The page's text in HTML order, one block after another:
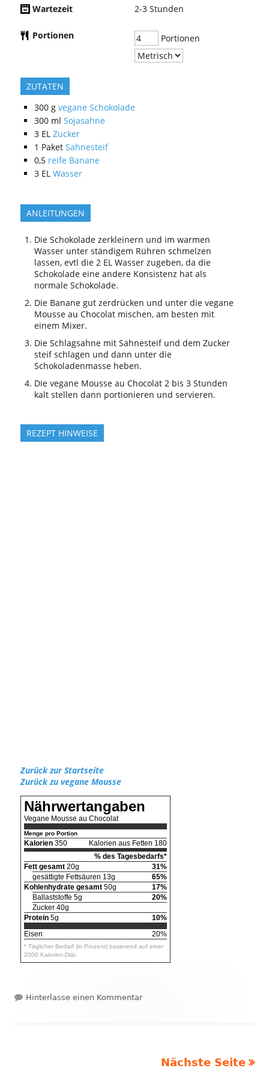
Wartezeit
2-3 Stunden
Portionen Portionen
ZUTATEN
300 g vegane Schokolade
300 ml Sojasahne
3 EL Zucker
1 Paket Sahnesteif
0,5 reife Banane
3 EL Wasser
ANLEITUNGEN
Die Schokolade zerkleinern und im warmen
Wasser unter ständigem Rühren schmelzen
lassen, evtl die 2 EL Wasser zugeben, da die
Schokolade eine andere Konsistenz hat als
normale Schokolade.
Die Banane gut zerdrücken und unter die vegane
Mousse au Chocolat mischen, am besten mit
einem Mixer.
Die Schlagsahne mit Sahnesteif und dem Zucker
steif schlagen und dann unter die
Schokoladenmasse heben.
Die vegane Mousse au Chocolat 2 bis 3 Stunden
kalt stellen dann portionieren und servieren.
REZEPT HINWEISE
Zurück zur Startseite
Zurück zu vegane Mousse
Nährwertangaben
Vegane Mousse au Chocolat
Menge pro Portion
Kalorien 350
Kalorien aus Fetten 180
% des Tagesbedarfs*
Fett gesamt 20g
31%
gesättigte Fettsäuren 13g
65%
Kohlenhydrate gesamt 50g
17%
Ballaststoffe 5g
20%
Zucker 40g
Protein 5g
10%
Eisen
20%
* Täglicher Bedarf (in Prozent) basierend auf einer
2000 Kalorien-Diät.
Hinterlasse einen Kommentarzu Vegane Mousse au Chocolat
BeitragsnavigationNächste Seite